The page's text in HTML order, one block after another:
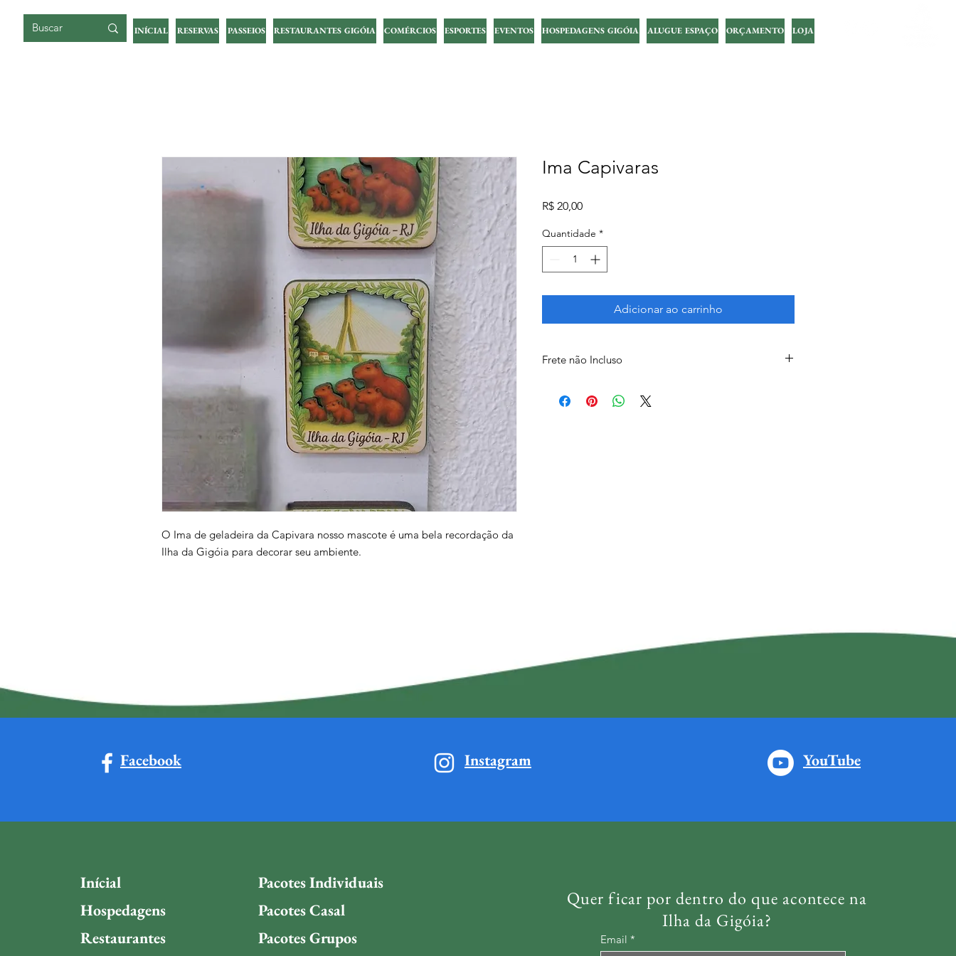
INÍCIAL RESERVAS PASSEIOS RESTAURANTES GIGÓIA COMÉRCIOS ESPORTES EVENTOS HOSPEDAGENS GIGÓIA ALUGUE ESPAÇO ORÇAMENTO LOJA
O Ima de geladeira da Capivara nosso mascote é uma bela recordação da
Ilha da Gigóia para decorar seu ambiente.
Ima Capivaras
R$ 20,00Preço
Quantidade *
Adicionar ao carrinho
Frete não Incluso
contato para organizar a melhor maneira entre as
Facebook Instagram YouTube
Inícial
Hospedagens
Restaurantes
Pacotes Individuais
Pacotes Casal
Pacotes Grupos
Quer ficar por dentro do que acontece na
Ilha da Gigóia?
Email